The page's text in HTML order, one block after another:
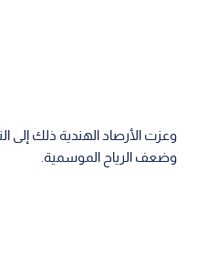
وعزت الأرصاد الهندية ذلك إلى
وضعف الرياح الموسمية.